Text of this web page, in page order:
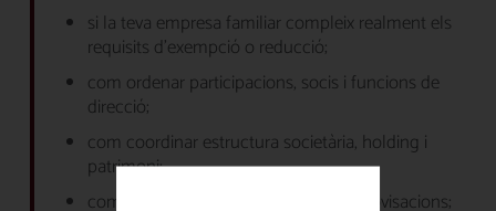
si la teva empresa familiar compleix realment els
requisits d’exempció o reducció;
com ordenar participacions, socis i funcions de
direcció;
com coordinar estructura societària, holding i
patrimoni;
com preparar la successió sense improvisacions;